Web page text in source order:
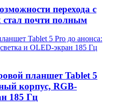
перехода с
стал почти полным
Tablet 5 Pro до анонса:
и OLED-экран 185 Гц
планшет Tablet 5
корпус, RGB-
185 Гц